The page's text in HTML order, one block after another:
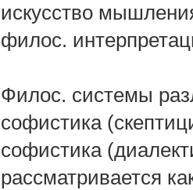
искусство
филос.
Филос. системы
софистика
софистика
рассматривается